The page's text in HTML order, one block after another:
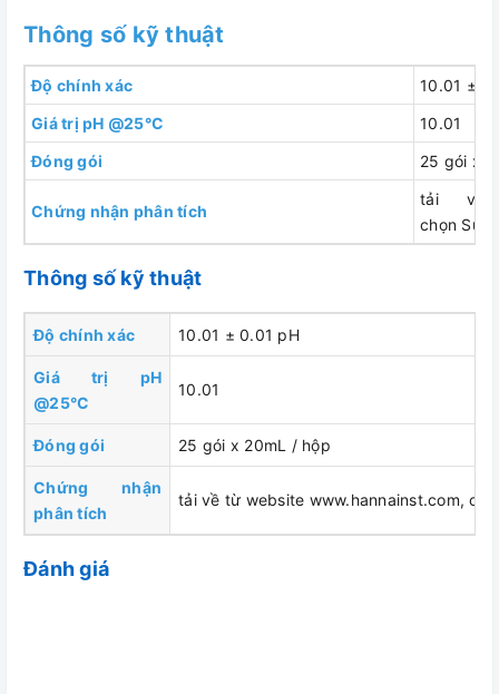
Thông số kỹ thuật
Độ chính xác
10.01 ±
Giá trị pH @25°C
10.01
Đóng gói
25 gói x
Chứng nhận phân tích
tải về
chọn
Thông số kỹ thuật
Độ chính xác 10.01 ± 0.01 pH
Giá trị pH
@25°C
10.01
Đóng gói 25 gói x 20mL / hộp
Chứng nhận
phân tích
tải về từ website www.hannainst.com,
Đánh giá